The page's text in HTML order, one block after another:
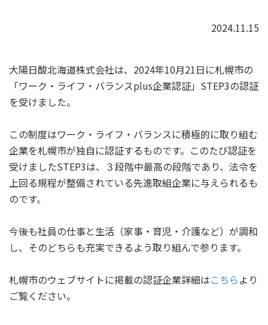
2024.11.15
大陽日酸北海道株式会社は、2024年10月21日に札幌市の
「ワーク・ライフ・バランスplus企業認証」STEP3の認証
を受けました。
この制度はワーク・ライフ・バランスに積極的に取り組む
企業を札幌市が独自に認証するものです。このたび認証を
受けましたSTEP3は、３段階中最高の段階であり、法令を
上回る規程が整備されている先進取組企業に与えられるも
のです。
今後も社員の仕事と生活（家事・育児・介護など）が調和
し、そのどちらも充実できるよう取り組んで参ります。
札幌市のウェブサイトに掲載の認証企業詳細はこちらより
ご覧ください。